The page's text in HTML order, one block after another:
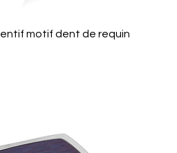
motif dent de requin